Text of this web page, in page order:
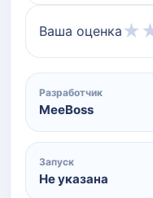
Ваша оценка ★
Разработчик
MeeBoss
Запуск
Не указана